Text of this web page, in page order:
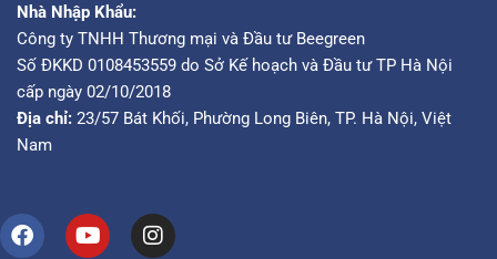
Nhà Nhập Khẩu:
Công ty TNHH Thương mại và Đầu tư Beegreen
Số ĐKKD 0108453559 do Sở Kế hoạch và Đầu tư TP Hà Nội
cấp ngày 02/10/2018
Địa chỉ: 23/57 Bát Khối, Phường Long Biên, TP. Hà Nội, Việt
Nam